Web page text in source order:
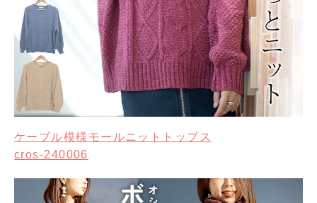
ケーブル模様モールニットトップス
cros-240006